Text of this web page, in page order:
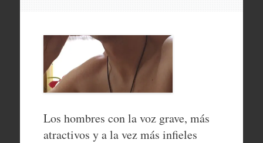
Los hombres con la voz grave, más
atractivos y a la vez más infieles